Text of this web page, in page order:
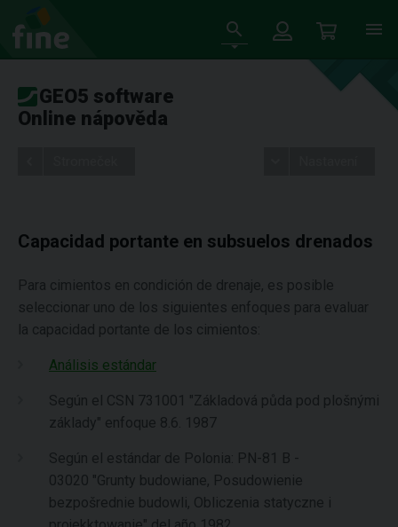
GEO5 software
Online nápověda
Capacidad portante en subsuelos drenados
Para cimientos en condición de drenaje, es posible
seleccionar uno de los siguientes enfoques para evaluar
la capacidad portante de los cimientos:
Análisis estándar
Según el CSN 731001 "Základová půda pod plošnými
základy" enfoque 8.6. 1987
Según el estándar de Polonia: PN-81 B -
03020 "Grunty budowiane, Posudowienie
bezpošrednie budowli, Obliczenia statyczne i